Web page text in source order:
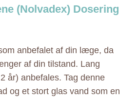
(Nolvadex) Dosering
anbefalet af din læge, da
af din tilstand. Lang
år) anbefales. Tag denne
og et stort glas vand som en